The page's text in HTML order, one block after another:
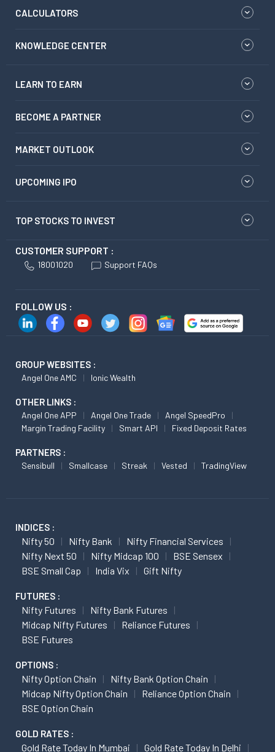
CALCULATORS
KNOWLEDGE CENTER
LEARN TO EARN
BECOME A PARTNER
MARKET OUTLOOK
UPCOMING IPO
TOP STOCKS TO INVEST
CUSTOMER SUPPORT :
18001020 Support FAQs
FOLLOW US :
GROUP WEBSITES :
Angel One AMC Ionic Wealth
OTHER LINKS :
Angel One APP Angel One Trade
Angel SpeedPro
Margin Trading Facility
Smart API Fixed Deposit Rates
PARTNERS :
Sensibull Smallcase Streak Vested TradingView
INDICES :
Nifty 50 Nifty Bank
Nifty Financial Services
Nifty Next 50
Nifty Midcap 100
BSE Sensex
BSE Small Cap
India Vix Gift Nifty
FUTURES :
Nifty Futures
Nifty Bank Futures
Midcap Nifty Futures
Reliance Futures
BSE Futures
OPTIONS :
Nifty Option Chain
Nifty Bank Option Chain
Midcap Nifty Option Chain
Reliance Option Chain
BSE Option Chain
GOLD RATES :
Gold Rate Today In Mumbai
Gold Rate Today In Delhi